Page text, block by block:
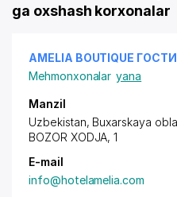
ga oxshash korxonalar
AMELIA BOUTIQUE
Mehmonxonalar yana
Manzil
Uzbekistan, Buxarskaya
BOZOR XODJA, 1
E-mail
info@hotelamelia.com